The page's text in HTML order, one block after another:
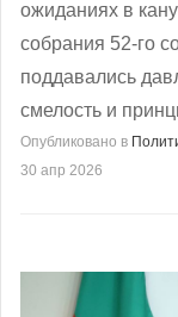
ожиданиях в
собрания 52-го
поддавались
смелость и
Опубликовано в
30 апр 2026